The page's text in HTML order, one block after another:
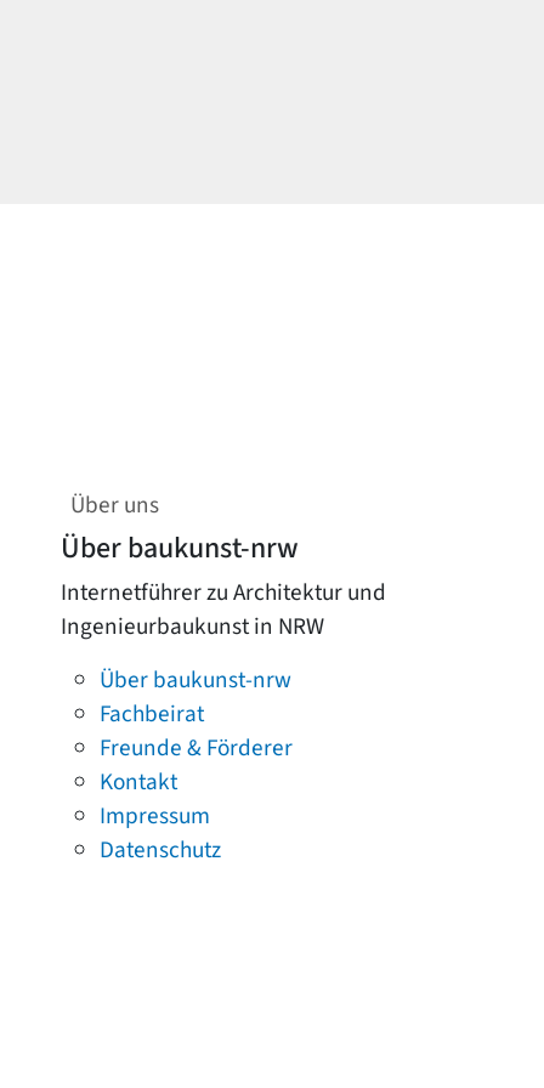
Über uns
Über baukunst-nrw
Internetführer zu Architektur und
Ingenieurbaukunst in NRW
Über baukunst-nrw
Fachbeirat
Freunde & Förderer
Kontakt
Impressum
Datenschutz